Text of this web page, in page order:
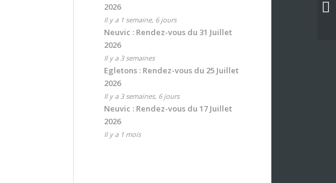
2026
Il y a 1 semaine, 6 jours
Neuvic : Rendez-vous du 31 Juillet
2026
Il y a 3 semaines
Egletons : Rendez-vous du 25 Juillet
2026
Il y a 3 semaines, 6 jours
Neuvic : Rendez-vous du 17 Juillet
2026
Il y a 1 mois